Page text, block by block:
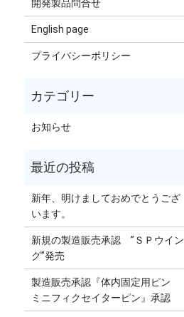
開発製品問合せ
English page
プライバシーポリシー
お知らせ
新年、明けましておめでとうござ
います。
新規の製造販売承認 ”ＳＰウイン
グ”発売
製造販売承認『体内固定用ピン
ミニフィクセイターピン』承認